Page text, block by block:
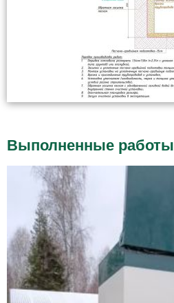
Выполненные работы